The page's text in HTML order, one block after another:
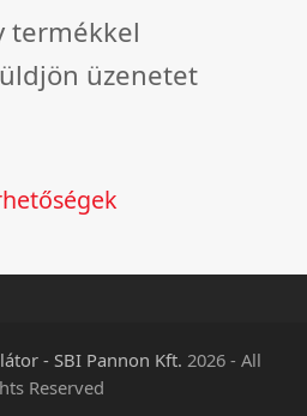
termékkel
üzenetet
- SBI Pannon Kft. 2026 - All
Reserved